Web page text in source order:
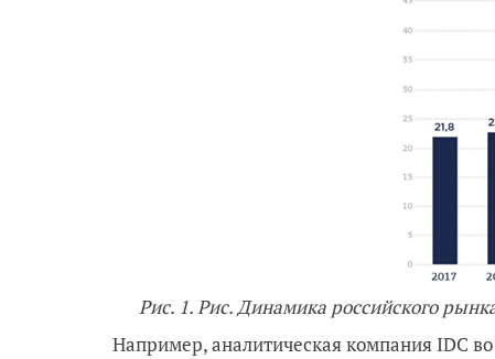
Рис. 1. Рис. Динамика российского
Например, аналитическая компания IDC